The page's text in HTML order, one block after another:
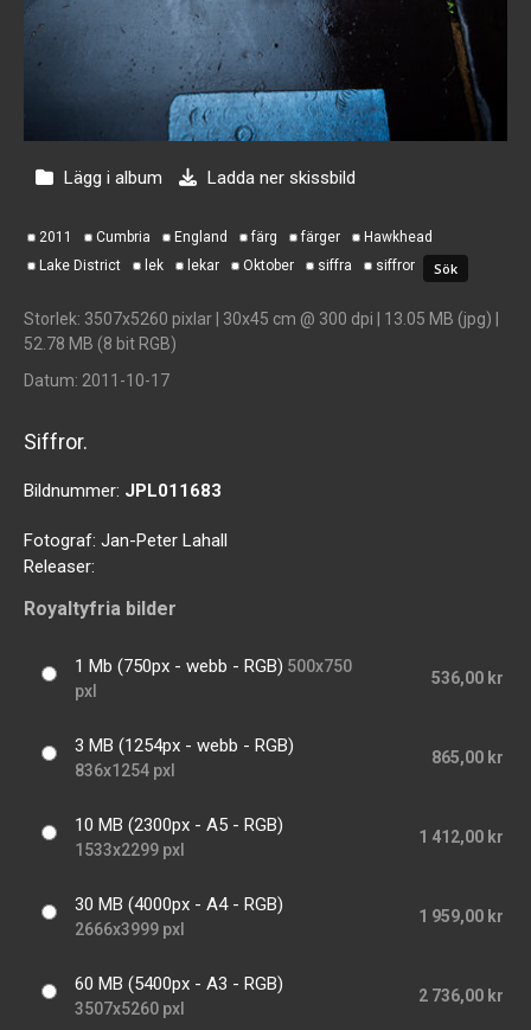
Lägg i album Ladda ner skissbild
2011 Cumbria England färg färger
Hawkhead
Lake District
lek lekar Oktober siffra siffror
Storlek: 3507x5260 pixlar | 30x45 cm @ 300 dpi | 13.05 MB (jpg) |
52.78 MB (8 bit RGB)
Datum: 2011-10-17
Siffror.
Bildnummer: JPL011683
Fotograf: Jan-Peter Lahall
Releaser:
Royaltyfria bilder
1 Mb (750px - webb - RGB) 500x750
pxl
536,00 kr
3 MB (1254px - webb - RGB)
836x1254 pxl
865,00 kr
10 MB (2300px - A5 - RGB)
1533x2299 pxl
1 412,00 kr
30 MB (4000px - A4 - RGB)
2666x3999 pxl
1 959,00 kr
60 MB (5400px - A3 - RGB)
3507x5260 pxl
2 736,00 kr